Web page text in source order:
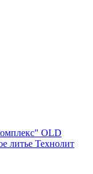
OLD
литье Технолит